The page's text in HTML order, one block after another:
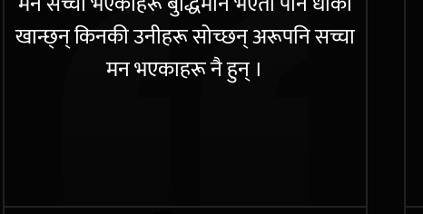
खान्छ्न् किनकी उनीहरू सोच्छन् अरूपनि सच्चा
मन भएकाहरू नै हुन् ।